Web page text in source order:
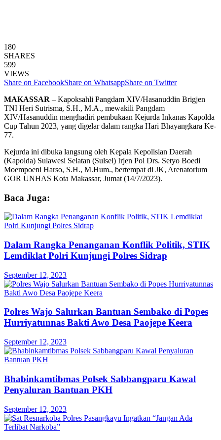
180
SHARES
599
VIEWS
Share on FacebookShare on WhatsappShare on Twitter
MAKASSAR – Kapoksahli Pangdam XIV/Hasanuddin Brigjen
TNI Heri Sutrisma, S.H., M.A., mewakili Pangdam
XIV/Hasanuddin menghadiri pembukaan Kejurda Inkanas Kapolda
Cup Tahun 2023, yang digelar dalam rangka Hari Bhayangkara Ke-
77.
Kejurda ini dibuka langsung oleh Kepala Kepolisian Daerah
(Kapolda) Sulawesi Selatan (Sulsel) Irjen Pol Drs. Setyo Boedi
Moempoeni Harso, S.H., M.Hum., bertempat di JK, Arenatorium
GOR UNHAS Kota Makassar, Jumat (14/7/2023).
Baca Juga:
Dalam Rangka Penanganan Konflik Politik, STIK
Lemdiklat Polri Kunjungi Polres Sidrap
September 12, 2023
Polres Wajo Salurkan Bantuan Sembako di Popes
Hurriyatunnas Bakti Awo Desa Paojepe Keera
September 12, 2023
Bhabinkamtibmas Polsek Sabbangparu Kawal
Penyaluran Bantuan PKH
September 12, 2023